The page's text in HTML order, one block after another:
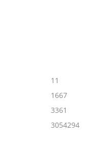
11
1667
3361
3054294